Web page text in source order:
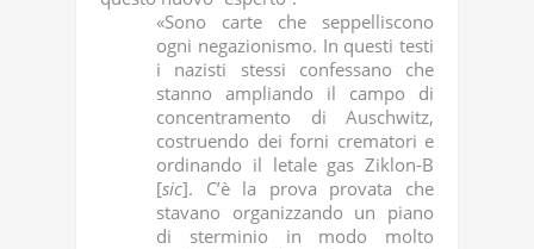
«Sono carte che seppelliscono
ogni negazionismo. In questi testi
i nazisti stessi confessano che
stanno ampliando il campo di
concentramento di Auschwitz,
costruendo dei forni crematori e
ordinando il letale gas Ziklon-B
[sic]. C’è la prova provata che
stavano organizzando un piano
di sterminio in modo molto